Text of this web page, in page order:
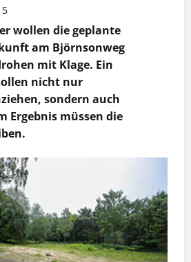
wollen die geplante
am Björnsonweg
mit Klage. Ein
nicht nur
sondern auch
Ergebnis müssen die